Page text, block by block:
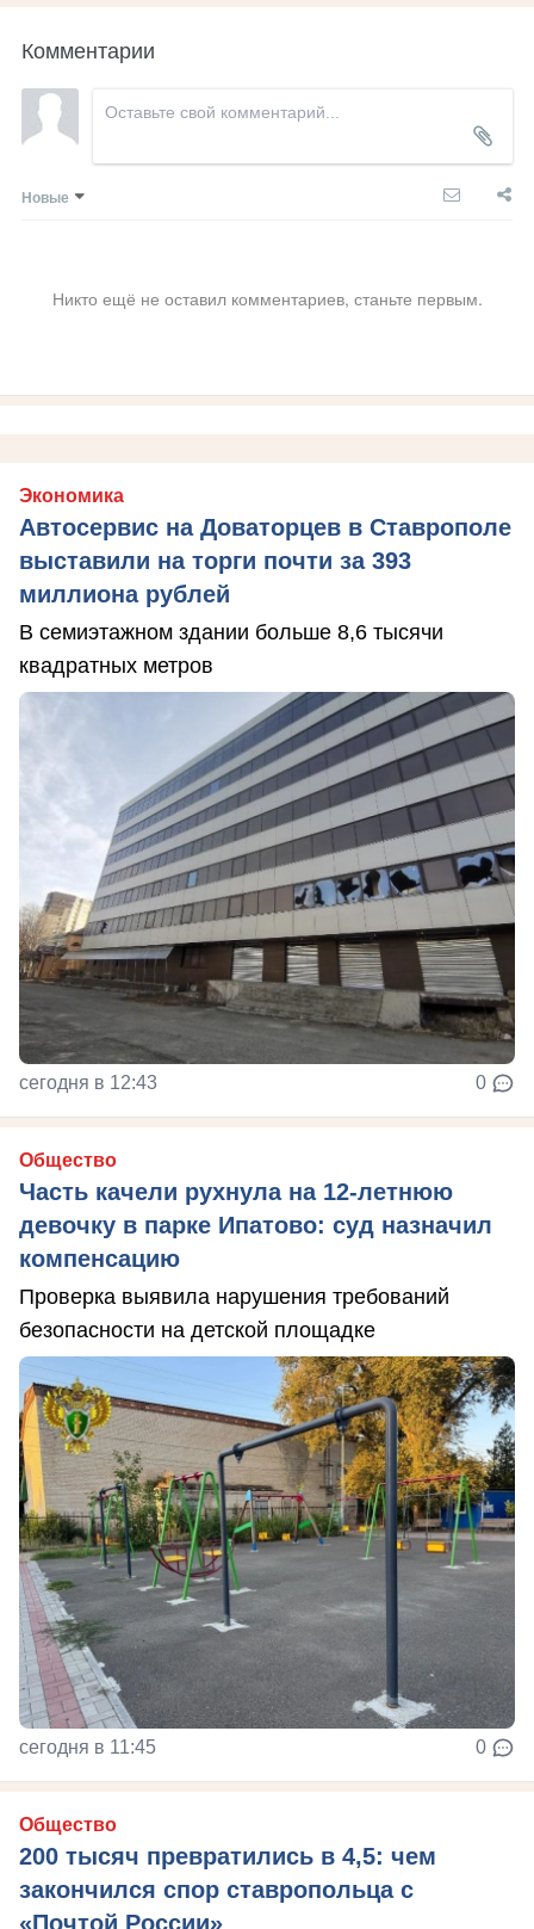
Комментарии
Новые
Никто ещё не оставил комментариев, станьте первым.
Экономика
Автосервис на Доваторцев в Ставрополе
выставили на торги почти за 393
миллиона рублей
В семиэтажном здании больше 8,6 тысячи
квадратных метров
сегодня в 12:43 0
Общество
Часть качели рухнула на 12-летнюю
девочку в парке Ипатово: суд назначил
компенсацию
Проверка выявила нарушения требований
безопасности на детской площадке
сегодня в 11:45 0
Общество
200 тысяч превратились в 4,5: чем
закончился спор ставропольца с
«Почтой России»